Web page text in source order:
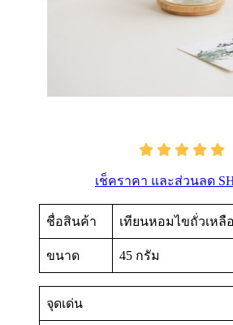
เช็คราคา และส่วนลด
ชื่อสินค้า เทียนหอมไขถั่วเหลื
ขนาด 45 กรัม
จุดเด่น